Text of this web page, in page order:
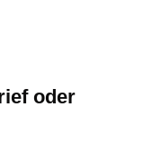
oder